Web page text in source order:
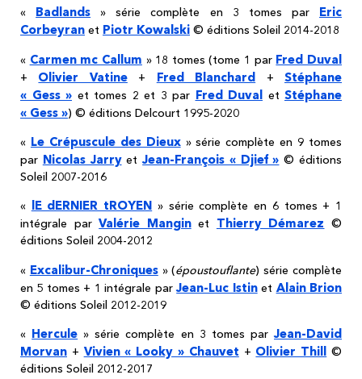
« Badlands » série complète en 3 tomes par Eric
Corbeyran et Piotr Kowalski © éditions Soleil 2014-2018
« Carmen mc Callum » 18 tomes (tome 1 par Fred Duval
+ Olivier Vatine+ Fred Blanchard +Stéphane
« Gess » et tomes 2 et 3 par Fred Duval et Stéphane
« Gess ») © éditions Delcourt 1995-2020
« Le Crépuscule des Dieux» série complète en 9 tomes
par Nicolas JarryetJean-François « Djief » © éditions
Soleil 2007-2016
« lE dERNIER tROYEN » série complète en 6 tomes + 1
intégrale parValérie Manginet Thierry Démarez ©
éditions Soleil 2004-2012
« Excalibur-Chroniques» (époustouflante) série complète
en 5 tomes + 1 intégrale parJean-Luc Istinet Alain Brion
© éditions Soleil 2012-2019
« Hercule » série complète en 3 tomes parJean-David
Morvan + Vivien « Looky » Chauvet + Olivier Thill ©
éditions Soleil 2012-2017